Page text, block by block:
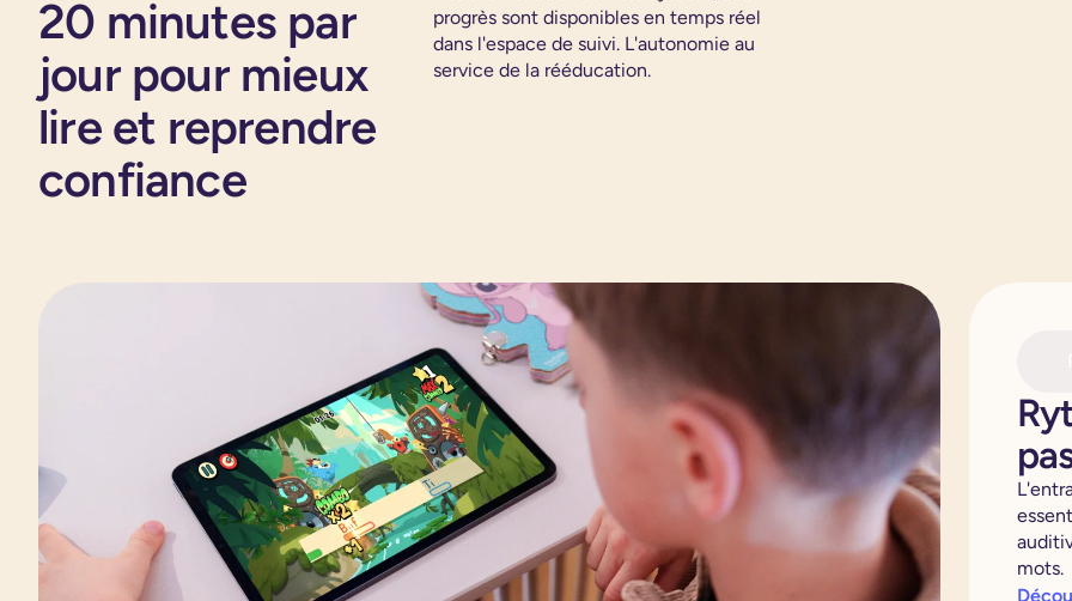
20 minutes par
jour pour mieux
lire et reprendre
confiance
progrès sont disponibles en temps réel
dans l'espace de suivi. L'autonomie au
service de la rééducation.
mots.